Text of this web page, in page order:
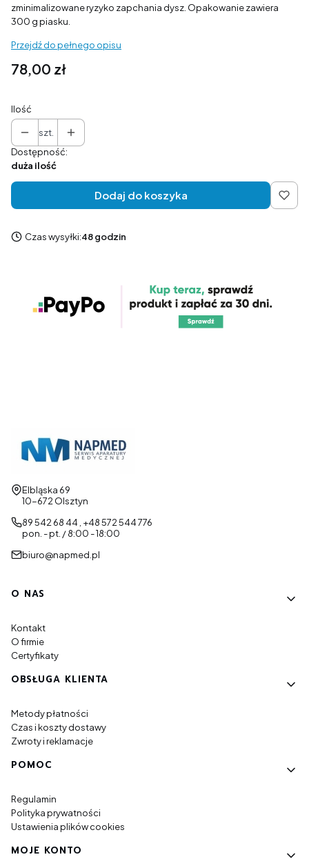
zminimalizowane ryzyko zapchania dysz. Opakowanie zawiera
300 g piasku.
Przejdź do pełnego opisu
Cena
78,00 zł
Ilość
szt.
Dostępność:
duża ilość
Dodaj do koszyka
Czas wysyłki:48 godzin
Adres:
Elbląska 69
10-672 Olsztyn
89 542 68 44 , +48 572 544 776
pon. - pt. / 8:00 - 18:00
biuro@napmed.pl
Linki w stopce
O NAS
Kontakt
O firmie
Certyfikaty
OBSŁUGA KLIENTA
Metody płatności
Czas i koszty dostawy
Zwroty i reklamacje
POMOC
Regulamin
Polityka prywatności
Ustawienia plików cookies
MOJE KONTO